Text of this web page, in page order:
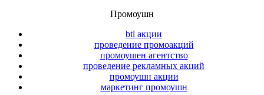
Промоушн
btl акции
проведение промоакций
промоушен агентство
проведение рекламных акций
промоушн акции
маркетинг промоушн